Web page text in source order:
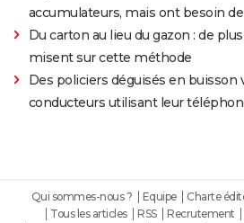
accumulateurs, mais ont besoin
Du carton au lieu du gazon : de
misent sur cette méthode
Des policiers déguisés en buisson
conducteurs utilisant leur
Qui sommes-nous ? Equipe Charte
Tous les articles
RSS Recrutement